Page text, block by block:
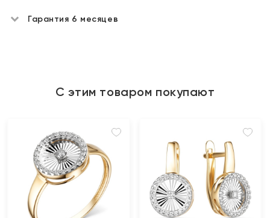
Гарантия 6 месяцев
С этим товаром покупают